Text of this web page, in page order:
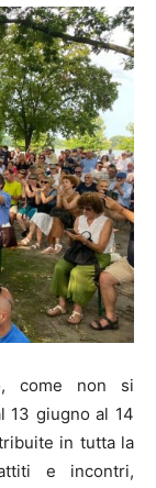
come non si
13 giugno al 14
in tutta la
e incontri,